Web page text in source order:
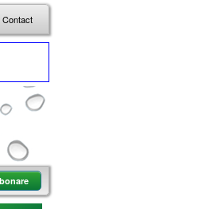
Contact